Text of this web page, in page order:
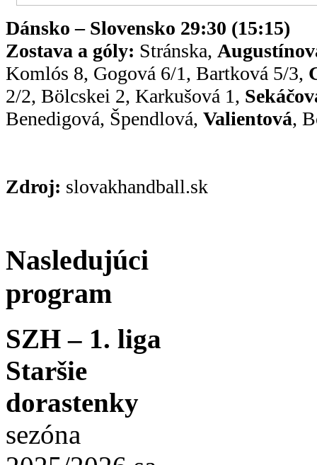
Dánsko – Slovensko 29:30 (15:15)
Zostava a góly: Stránska,
Komlós 8, Gogová 6/1, Bartková 5/3,
2/2, Bölcskei 2, Karkušová 1,
Benedigová, Špendlová, Valientová,
Zdroj: slovakhandball.sk
Nasledujúci
program
SZH – 1. liga
Staršie
dorastenky
sezóna